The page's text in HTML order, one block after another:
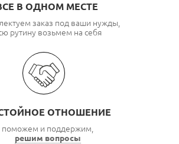
В ОДНОМ МЕСТЕ
заказ под ваши нужды,
рутину возьмем на себя
ОТНОШЕНИЕ
поможем и поддержим,
решим вопросы